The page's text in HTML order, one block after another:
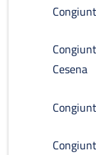
Cesena